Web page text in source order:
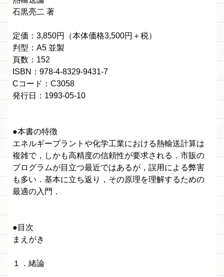
石黒亮二 著
定価：3,850円（本体価格3,500円＋税）
判型：A5 並製
頁数：152
ISBN：978-4-8329-9431-7
Cコード：C3058
発行日：1993-05-10
●本書の特徴
エネルギープラントや化学工業における熱輸送計算は
複雑で，しかも高精度の信頼性が要求される．市販の
プログラムが目立つ最近ではあるが，誤用による弊害
も多い．基本に立ち返り，その原理を理解するための
最適の入門．
●目次
まえがき
１．緒論